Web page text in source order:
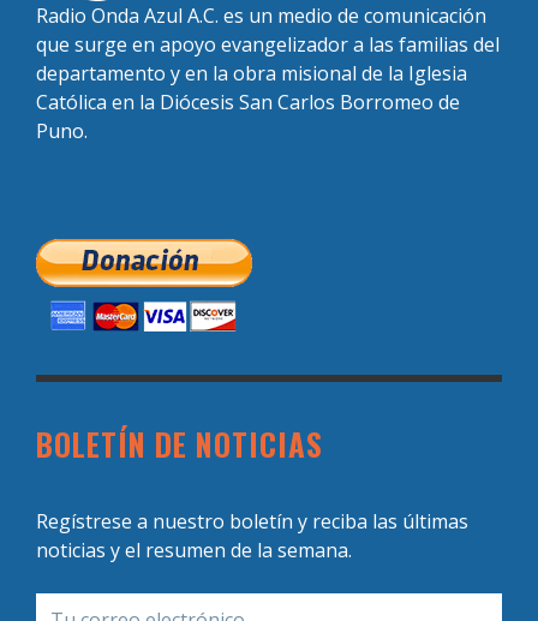
Radio Onda Azul A.C. es un medio de comunicación
que surge en apoyo evangelizador a las familias del
departamento y en la obra misional de la Iglesia
Católica en la Diócesis San Carlos Borromeo de
Puno.
BOLETÍN DE NOTICIAS
Regístrese a nuestro boletín y reciba las últimas
noticias y el resumen de la semana.